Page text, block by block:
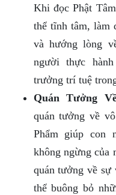
Khi đọc Phật
thể tĩnh tâm, làm
và hướng lòng
người thực
trưởng trí tuệ
Quán Tưởng
quán tưởng về
Phẩm giúp con
không ngừng của
quán tưởng về
thể buông bỏ